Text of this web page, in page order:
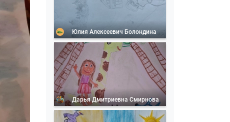
Юлия Алексеевич Болондина
Дарья Дмитриевна Смирнова